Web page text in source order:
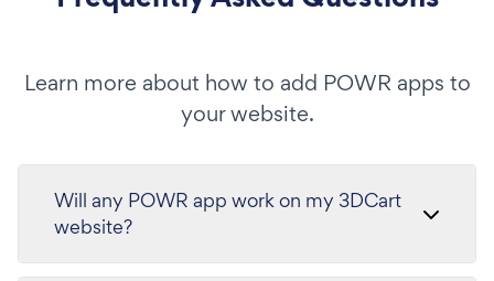
Learn more about how to add POWR apps to
your website.
Will any POWR app work on my 3DCart
website?